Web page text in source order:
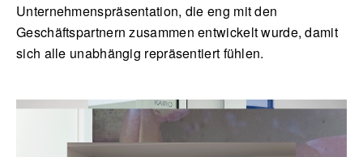
Unternehmenspräsentation, die eng mit den
Geschäftspartnern zusammen entwickelt wurde, damit
sich alle unabhängig repräsentiert fühlen.